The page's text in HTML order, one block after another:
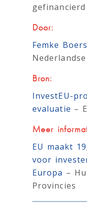
Door:
Femke
Bron:
InvestEU-
evaluatie –
Meer
EU maakt
voor
Europa –
Provincies